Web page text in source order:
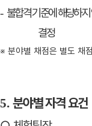
- 불합격 기준에 해당하
결정
※ 분야별 채점은 별도 채
5. 분야별 자격 요건